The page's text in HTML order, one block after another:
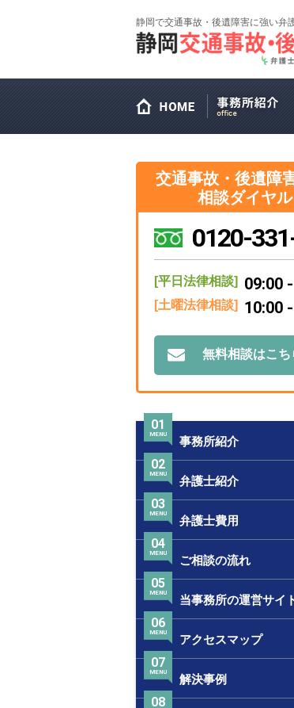
静岡で交通事故・後遺障害に強い弁
交通事故・後遺障
相談ダイヤル
0120-
[平日法律相談] 09:00
[土曜法律相談] 10:00
無料相談はこち
事務所紹介
01
MENU
弁護士紹介
02
MENU
弁護士費用
03
MENU
ご相談の流れ
04
MENU
当事務所の運営サイ
05
MENU
アクセスマップ
06
MENU
解決事例
07
MENU
08